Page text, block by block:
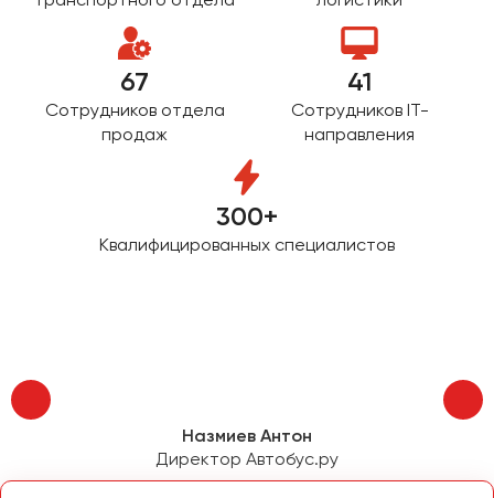
67
Сотрудников отдела
продаж
41
Сотрудников IT-
направления
300+
Квалифицированных специалистов
Назмиев Антон
Директор Автобус.ру
Новосибирск